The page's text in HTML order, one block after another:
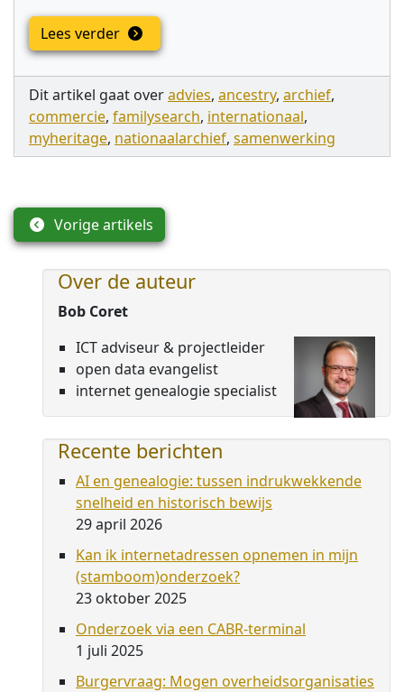
Lees verder
Dit artikel gaat overadvies, ancestry, archief,
commercie, familysearch, internationaal,
myheritage, nationaalarchief, samenwerking
Vorige artikels
Over de auteur
Bob Coret
ICT adviseur & projectleider
open data evangelist
internet genealogie specialist
Recente berichten
AI en genealogie: tussen indrukwekkende
snelheid en historisch bewijs
29 april 2026
Kan ik internetadressen opnemen in mijn
(stamboom)onderzoek?
23 oktober 2025
Onderzoek via een CABR-terminal
1 juli 2025
Burgervraag: Mogen overheidsorganisaties